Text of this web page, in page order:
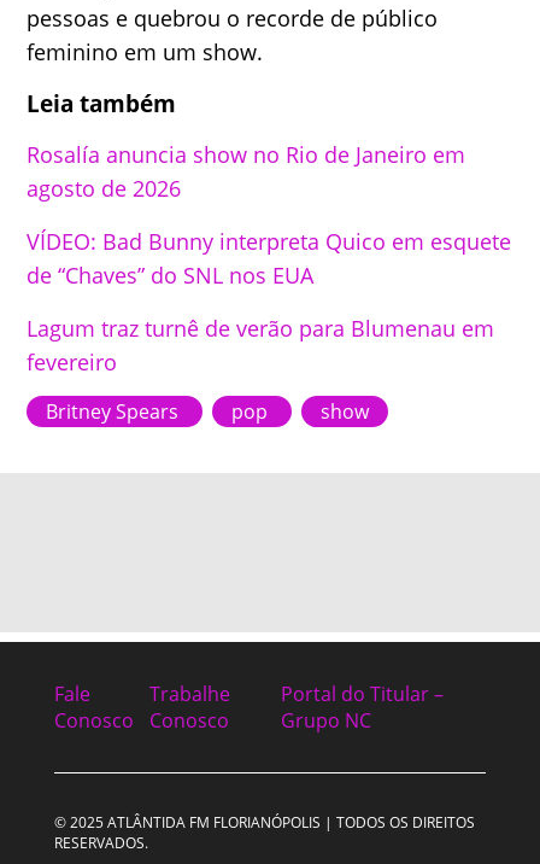
pessoas e quebrou o recorde de público
feminino em um show.
Leia também
Rosalía anuncia show no Rio de Janeiro em
agosto de 2026
VÍDEO: Bad Bunny interpreta Quico em esquete
de “Chaves” do SNL nos EUA
Lagum traz turnê de verão para Blumenau em
fevereiro
Britney Spears pop show
Fale
Conosco
Trabalhe
Conosco
Portal do Titular –
Grupo NC
© 2025 ATLÂNTIDA FM FLORIANÓPOLIS | TODOS OS DIREITOS
RESERVADOS.